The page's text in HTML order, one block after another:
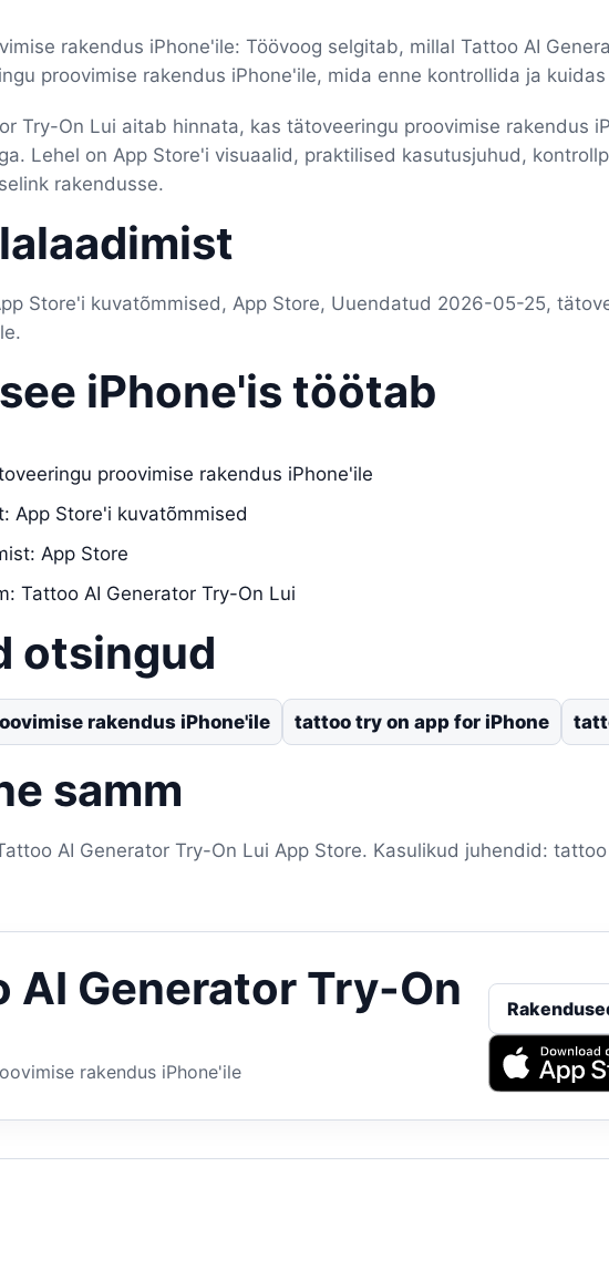
rakendus iPhone'ile: Töövoog selgitab, millal Tattoo AI
proovimise rakendus iPhone'ile, mida enne kontrollida ja
Try-On Lui aitab hinnata, kas tätoveeringu proovimise rakendus
Lehel on App Store'i visuaalid, praktilised kasutusjuhud,
rakendusse.
Store'i kuvatõmmised, App Store, Uuendatud 2026-05-25,
iPhone'is töötab
proovimise rakendus iPhone'ile
App Store'i kuvatõmmised
App Store
Tattoo AI Generator Try-On Lui
otsingud
rakendus iPhone'ile tattoo try on app for iPhone
samm
AI Generator Try-On Lui App Store. Kasulikud juhendid:
AI Generator Try-On
rakendus iPhone'ile